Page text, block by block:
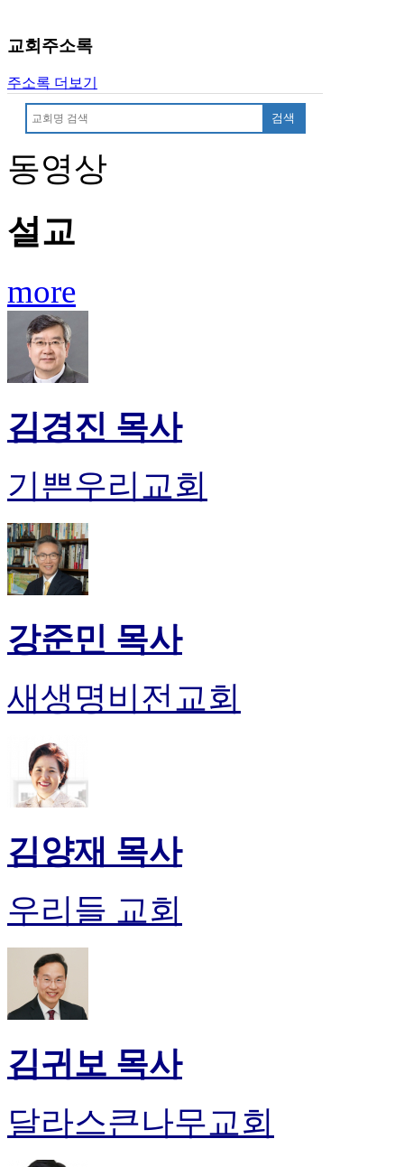
교회주소록
주소록 더보기
검색
동영상
설교
more
김경진 목사
기쁜우리교회
강준민 목사
새생명비전교회
김양재 목사
우리들 교회
김귀보 목사
달라스큰나무교회